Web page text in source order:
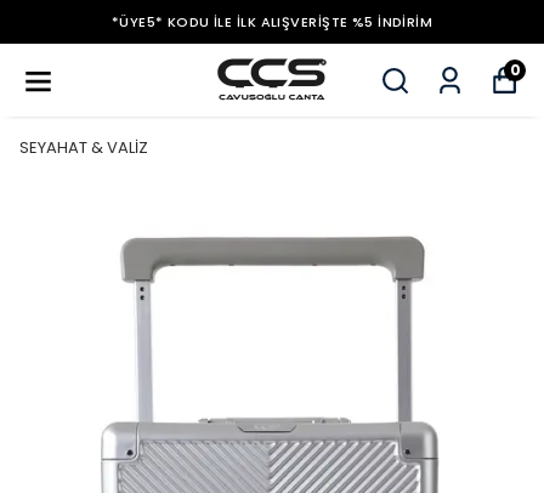
*ÜYE5* KODU ILE İLK ALIŞVERIŞTE %5 İNDIRIM
0
SEYAHAT & VALİZ